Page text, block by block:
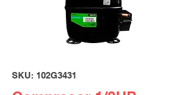
SKU: 102G3431